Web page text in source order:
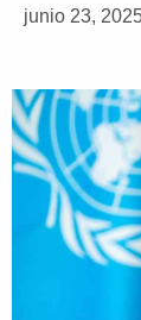
junio 23,